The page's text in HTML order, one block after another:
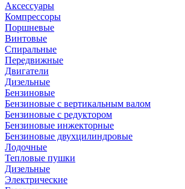
Аксессуары
Компрессоры
Поршневые
Винтовые
Спиральные
Передвижные
Двигатели
Дизельные
Бензиновые
Бензиновые с вертикальным валом
Бензиновые с редуктором
Бензиновые инжекторные
Бензиновые двухцилиндровые
Лодочные
Тепловые пушки
Дизельные
Электрические